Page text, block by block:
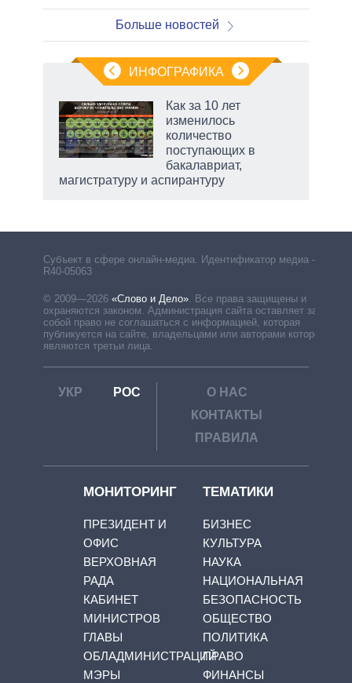
Больше новостей
ИНФОГРАФИКА
Как за 10 лет
изменилось
количество
поступающих в
бакалавриат,
магистратуру и аспирантуру
Субъект в сфере онлайн-медиа. Идентификатор медиа –
R40-05063
© 2009—2026 «Слово и Дело» Все права защищены и
охраняются законом. Администрация сайта оставляет за
собой право не соглашаться с информацией, которая
публикуется на сайте, владельцами или авторами которой
являются третьи лица.
УКР РОС
О НАС
КОНТАКТЫ
ПРАВИЛА
МОНИТОРИНГ
ПРЕЗИДЕНТ И
ОФИС
ВЕРХОВНАЯ
РАДА
КАБИНЕТ
МИНИСТРОВ
ГЛАВЫ
ОБЛАДМИНИСТРАЦИЙ
МЭРЫ
ТЕМАТИКИ
БИЗНЕС
КУЛЬТУРА
НАУКА
НАЦИОНАЛЬНАЯ
БЕЗОПАСНОСТЬ
ОБЩЕСТВО
ПОЛИТИКА
ПРАВО
ФИНАНСЫ